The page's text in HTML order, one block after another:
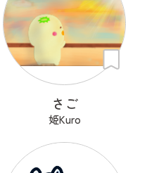
さご
姫Kuro